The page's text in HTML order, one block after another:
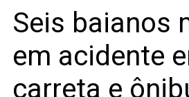
Seis baianos
em acidente
carreta e